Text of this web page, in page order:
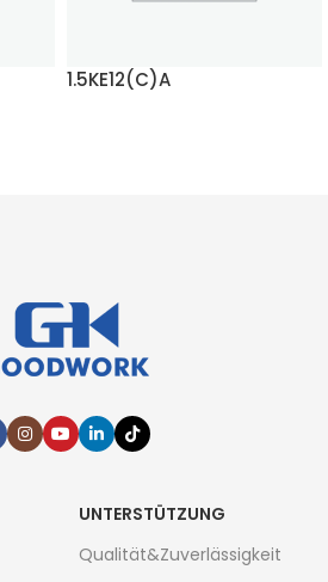
1.5KE12(C)A
UNTERSTÜTZUNG
Qualität&Zuverlässigkeit